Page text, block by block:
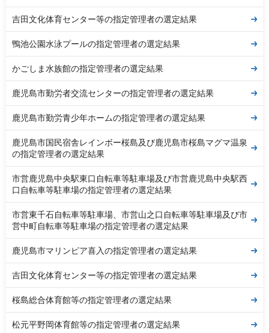
吉田文化体育センター等の指定管理者の選定結果
鴨池公園水泳プールの指定管理者の選定結果
かごしま水族館の指定管理者の選定結果
鹿児島市勤労者交流センターの指定管理者の選定結果
鹿児島市勤労青少年ホームの指定管理者の選定結果
鹿児島市国民宿舎レインボー桜島及び鹿児島市桜島マグマ温泉
の指定管理者の選定結果
市営鹿児島中央駅東口自転車等駐車場及び市営鹿児島中央駅西
口自転車等駐車場の指定管理者の選定結果
市営東千石自転車等駐車場、市営山之口自転車等駐車場及び市
営中町自転車等駐車場の指定管理者の選定結果
鹿児島市マリンピア喜入の指定管理者の選定結果
吉田文化体育センター等の指定管理者の選定結果
桜島総合体育館等の指定管理者の選定結果
松元平野岡体育館等の指定管理者の選定結果